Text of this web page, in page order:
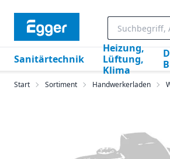
Sanitärtechnik
Heizung,
Lüftung,
Klima
Start Sortiment Handwerkerladen